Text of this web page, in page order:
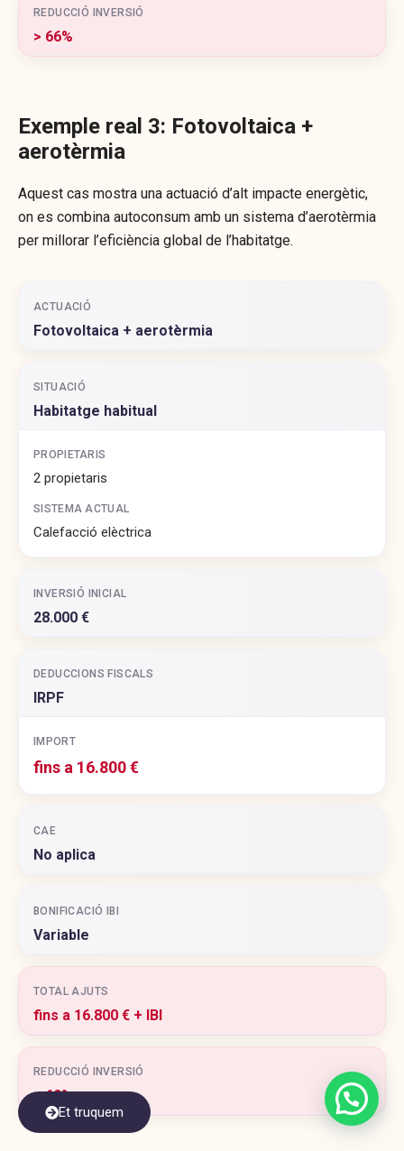
REDUCCIÓ INVERSIÓ
> 66%
Exemple real 3: Fotovoltaica +
aerotèrmia
Aquest cas mostra una actuació d’alt impacte energètic,
on es combina autoconsum amb un sistema d’aerotèrmia
per millorar l’eficiència global de l’habitatge.
ACTUACIÓ
Fotovoltaica + aerotèrmia
SITUACIÓ
Habitatge habitual
PROPIETARIS
2 propietaris
SISTEMA ACTUAL
Calefacció elèctrica
INVERSIÓ INICIAL
28.000 €
DEDUCCIONS FISCALS
IRPF
IMPORT
fins a 16.800 €
CAE
No aplica
BONIFICACIÓ IBI
Variable
TOTAL AJUTS
fins a 16.800 € + IBI
REDUCCIÓ INVERSIÓ
> 60%
Et truquem